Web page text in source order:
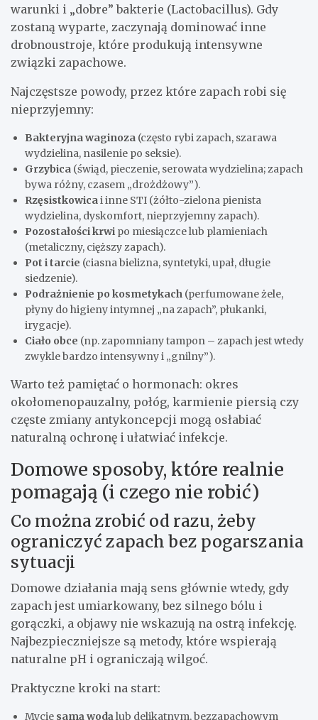
warunki i „dobre” bakterie (Lactobacillus). Gdy
zostaną wyparte, zaczynają dominować inne
drobnoustroje, które produkują intensywne
związki zapachowe.
Najczęstsze powody, przez które zapach robi się
nieprzyjemny:
Bakteryjna waginoza (często rybi zapach, szarawa
wydzielina, nasilenie po seksie).
Grzybica (świąd, pieczenie, serowata wydzielina; zapach
bywa różny, czasem „drożdżowy”).
Rzęsistkowicai inne STI (żółto-zielona pienista
wydzielina, dyskomfort, nieprzyjemny zapach).
Pozostałości krwi po miesiączce lub plamieniach
(metaliczny, cięższy zapach).
Pot i tarcie (ciasna bielizna, syntetyki, upał, długie
siedzenie).
Podrażnienie po kosmetykach (perfumowane żele,
płyny do higieny intymnej „na zapach”, płukanki,
irygacje).
Ciało obce (np. zapomniany tampon – zapach jest wtedy
zwykle bardzo intensywny i „gnilny”).
Warto też pamiętać o hormonach: okres
okołomenopauzalny, połóg, karmienie piersią czy
częste zmiany antykoncepcji mogą osłabiać
naturalną ochronę i ułatwiać infekcje.
Domowe sposoby, które realnie
pomagają (i czego nie robić)
Co można zrobić od razu, żeby
ograniczyć zapach bez pogarszania
sytuacji
Domowe działania mają sens głównie wtedy, gdy
zapach jest umiarkowany, bez silnego bólu i
gorączki, a objawy nie wskazują na ostrą infekcję.
Najbezpieczniejsze są metody, które wspierają
naturalne pH i ograniczają wilgoć.
Praktyczne kroki na start:
Mycie samą wodąlub delikatnym, bezzapachowym